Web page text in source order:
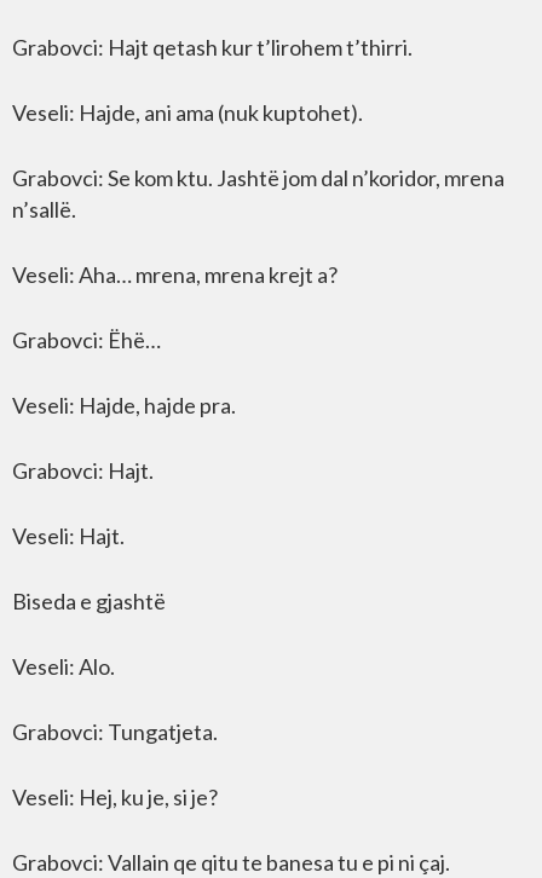
Grabovci: Hajt qetash kur t’lirohem t’thirri.
Veseli: Hajde, ani ama (nuk kuptohet).
Grabovci: Se kom ktu. Jashtë jom dal n’koridor, mrena
n’sallë.
Veseli: Aha… mrena, mrena krejt a?
Grabovci: Ëhë…
Veseli: Hajde, hajde pra.
Grabovci: Hajt.
Veseli: Hajt.
Biseda e gjashtë
Veseli: Alo.
Grabovci: Tungatjeta.
Veseli: Hej, ku je, si je?
Grabovci: Vallain qe qitu te banesa tu e pi ni çaj.